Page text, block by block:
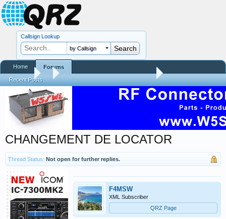
Forums QRZ Site Community Help Center
CHANGEMENT DE LOCATOR
Thread Status: Not open for further replies.
F4MSW
XML Subscriber
QRZ Page
Callsign Lookup
by Callsign
Home Forums
Recent Posts